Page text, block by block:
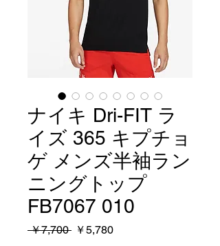
ナイキ Dri-FIT ラ
イズ 365 キプチョ
ゲ メンズ半袖ラン
ニングトップ
FB7067 010
￥7,700 通￥5,780セ